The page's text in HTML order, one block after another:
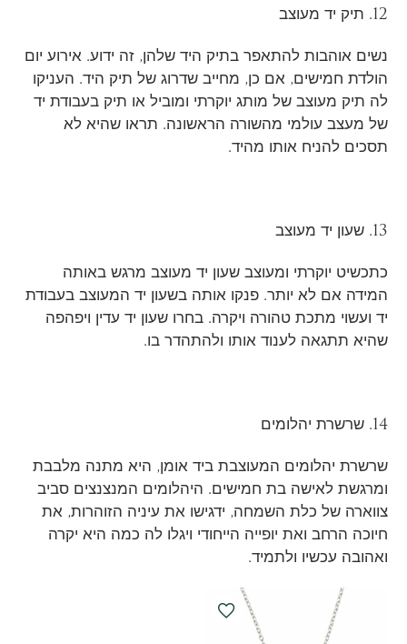
12. תיק יד מעוצב
נשים אוהבות להתאפר בתיק היד שלהן, זה ידוע. אירוע יום
הולדת חמישים, אם כן, מחייב שדרוג של תיק היד. העניקו
לה תיק מעוצב של מותג יוקרתי ומוביל או תיק בעבודת יד
של מעצב עולמי מהשורה הראשונה. תראו שהיא לא
תסכים להניח אותו מהיד.
13. שעון יד מעוצב
כתכשיט יוקרתי ומעוצב שעון יד מעוצב מרגש באותה
המידה אם לא יותר. פנקו אותה בשעון יד המעוצב בעבודת
יד ועשוי מתכת טהורה ויקרה. בחרו שעון יד עדין ויפהפה
שהיא תתגאה לענוד אותו ולהתהדר בו.
14. שרשרת יהלומים
שרשרת יהלומים המעוצבת ביד אומן, היא מתנה מלבבת
ומרגשת לאישה בת חמישים. היהלומים המנצנצים סביב
צווארה של כלת השמחה, ידגישו את עיניה הזוהרות, את
חיוכה הרחב ואת יופייה הייחודי ויגלו לה כמה היא יקרה
ואהובה עכשיו ולתמיד.